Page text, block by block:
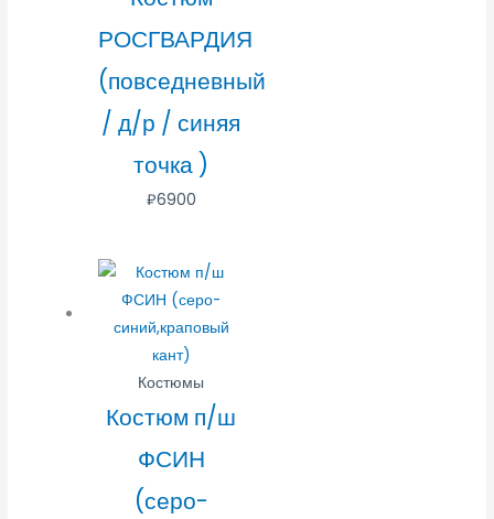
РОСГВАРДИЯ
(повседневный
/ д/р / синяя
точка )
₽6900
Костюмы
Костюм п/ш
ФСИН
(серо-